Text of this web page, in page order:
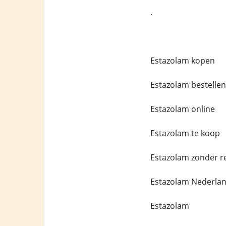
.
Estazolam kopen
Estazolam bestellen
Estazolam online
Estazolam te koop
Estazolam zonder
Estazolam
Estazolam